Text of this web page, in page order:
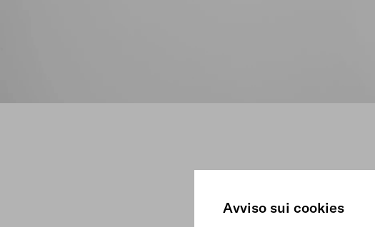
Avviso sui cookies